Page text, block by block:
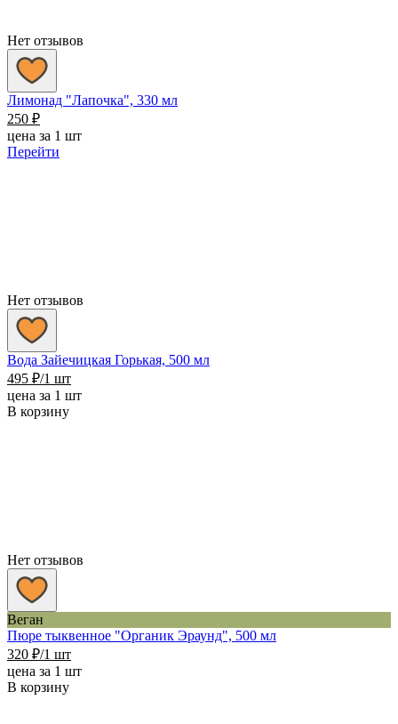
Нет отзывов
Лимонад "Лапочка", 330 мл
250 ₽
цена за 1 шт
Перейти
Нет отзывов
Вода Зайечицкая Горькая, 500 мл
495 ₽/1 шт
цена за 1 шт
В корзину
Нет отзывов
Веган
Пюре тыквенное "Органик Эраунд", 500 мл
320 ₽/1 шт
цена за 1 шт
В корзину